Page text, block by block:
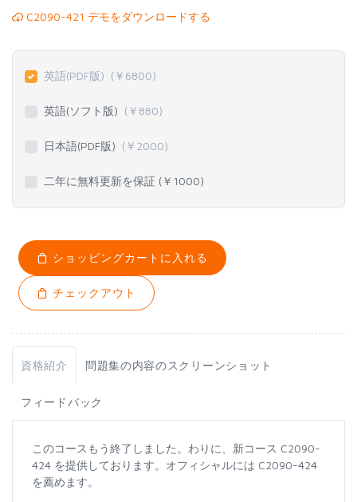
C2090-421 デモをダウンロードする
英語(PDF版) (￥ 6800)
英語(ソフト版) (￥ 880)
日本語(PDF版) (￥ 2000)
二年に無料更新を保証 (￥ 1000)
ショッピングカートに入れる
チェックアウト
資格紹介 問題集の内容のスクリーンショット
フィードバック
このコースもう終了しました。わりに、新コース C2090-
424 を提供しております。オフィシャルには C2090-424
を薦めます。